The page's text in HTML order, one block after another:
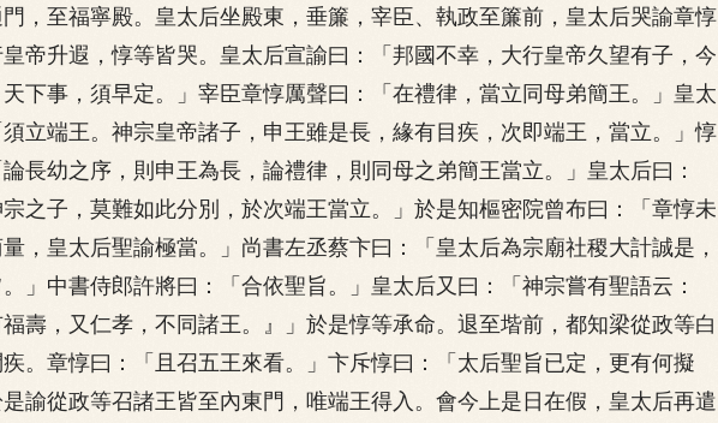
，至福寧殿。皇太后坐殿東，垂簾，宰臣、執政至簾前，皇太后哭諭章惇
帝升遐，惇等皆哭。皇太后宣諭曰：「邦國不幸，大行皇帝久望有子，今
下事，須早定。」宰臣章惇厲聲曰：「在禮律，當立同母弟簡王。」皇太
立端王。神宗皇帝諸子，申王雖是長，緣有目疾，次即端王，當立。」惇
長幼之序，則申王為長，論禮律，則同母之弟簡王當立。」皇太后曰：
宗之子，莫難如此分別，於次端王當立。」於是知樞密院曾布曰：「章惇未
，皇太后聖諭極當。」尚書左丞蔡卞曰：「皇太后為宗廟社稷大計誠是，
」中書侍郎許將曰：「合依聖旨。」皇太后又曰：「神宗嘗有聖語云：
福壽，又仁孝，不同諸王。』」於是惇等承命。退至堦前，都知梁從政等白
。章惇曰：「且召五王來看。」卞斥惇曰：「太后聖旨已定，更有何擬
諭從政等召諸王皆至內東門，唯端王得入。會今上是日在假，皇太后再遣